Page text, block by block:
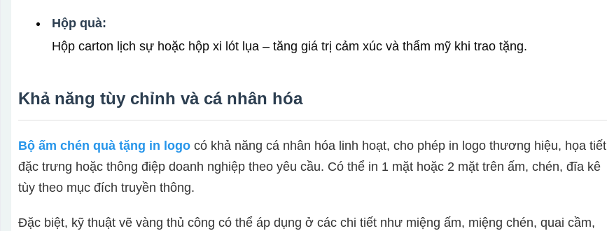
Hộp quà:
Hộp carton lịch sự hoặc hộp xi lót lụa – tăng giá trị cảm xúc và thẩm mỹ khi trao tặng.
Khả năng tùy chỉnh và cá nhân hóa
Bộ ấm chén quà tặng in logocó khả năng cá nhân hóa linh hoạt, cho phép in logo thương hiệu, họa tiết
đặc trưng hoặc thông điệp doanh nghiệp theo yêu cầu. Có thể in 1 mặt hoặc 2 mặt trên ấm, chén, đĩa kê
tùy theo mục đích truyền thông.
Đặc biệt, kỹ thuật vẽ vàng thủ công có thể áp dụng ở các chi tiết như miệng ấm, miệng chén, quai cầm,